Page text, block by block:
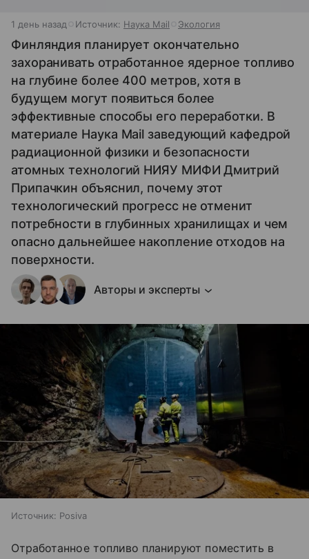
1 день назад Источник: Наука Mail Экология
Финляндия планирует окончательно
захоранивать отработанное ядерное топливо
на глубине более 400 метров, хотя в
будущем могут появиться более
эффективные способы его переработки. В
материале Наука Mail заведующий кафедрой
радиационной физики и безопасности
атомных технологий НИЯУ МИФИ Дмитрий
Припачкин объяснил, почему этот
технологический прогресс не отменит
потребности в глубинных хранилищах и чем
опасно дальнейшее накопление отходов на
поверхности.
Авторы и эксперты
Источник: Posiva
Отработанное топливо планируют поместить в